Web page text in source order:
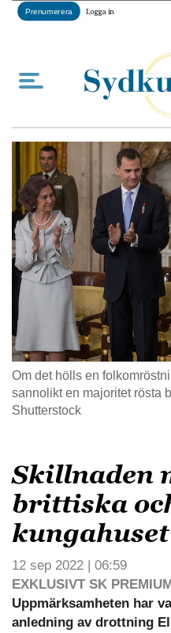
Prenumerera Logga in
Om det hölls en
sannolikt en majoritet rösta
Shutterstock
Skillnaden
brittiska
kungahuset
12 sep 2022 | 06:59
EXKLUSIVT SK PREMIUM
Uppmärksamheten har
anledning av drottning